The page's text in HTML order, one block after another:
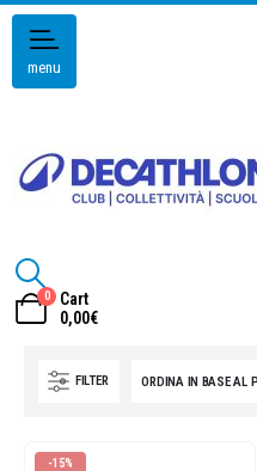
menu
0
Cart
0,00€
FILTER
-15%